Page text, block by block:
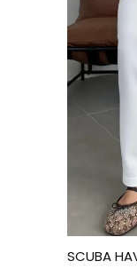
SCUBA